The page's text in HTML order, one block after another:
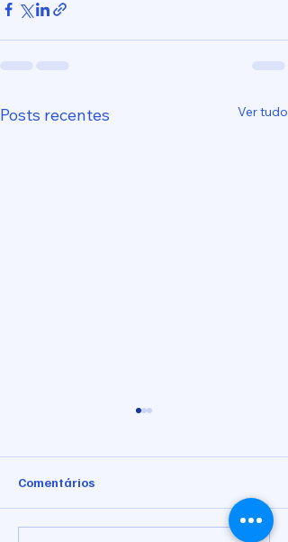
Posts recentes Ver tudo
Comentários